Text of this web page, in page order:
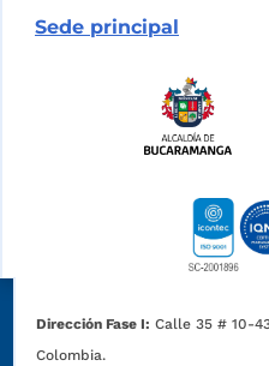
Sede principal
Dirección Fase I: Calle 35 # 10-
Colombia.